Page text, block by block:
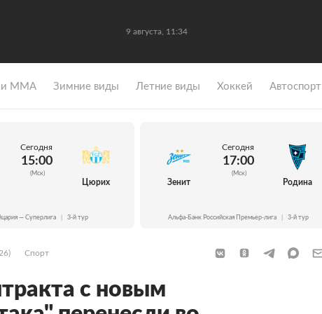
9 августа, 11:34
и ММА Зимние виды Летние виды Хоккей Автоспорт
Сегодня
15:00
(Мск)
Цюрих
— Суперлига 3-й тур
Зенит
Сегодня
17:00
(Мск)
Родина
Альфа-Банк Российская Премьер-лига 3-й тур
Спорт
с новым